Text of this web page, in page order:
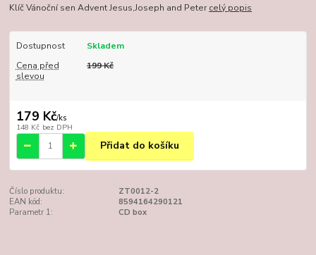
Klíč Vánoční sen Advent Jesus,Joseph and Petercelý popis
Dostupnost
Skladem
Cena před
slevou
199 Kč
179 Kč/ks
148 Kč bez DPH
Přidat do košíku
Číslo produktu:
ZT0012-2
EAN kód:
8594164290121
Parametr 1:
CD box